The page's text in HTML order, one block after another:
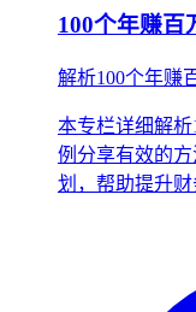
100个年赚百
解析100个年赚
本专栏详细解
例分享有效的
划，帮助提升财